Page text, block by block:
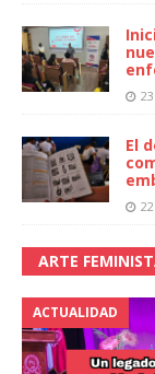
El
ARTE
ACTUALIDAD